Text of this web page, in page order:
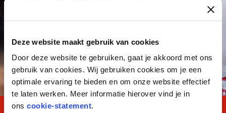
Deze website maakt gebruik van cookies
Door deze website te gebruiken, gaat je akkoord met ons
gebruik van cookies. Wij gebruiken cookies om je een
optimale ervaring te bieden en om onze website effectief
te laten werken. Meer informatie hierover vind je in
ons cookie-statement.